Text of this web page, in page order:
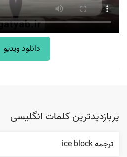
دانلود ویدیو
پربازدیدترین کلمات انگلیسی
ترجمه ice block